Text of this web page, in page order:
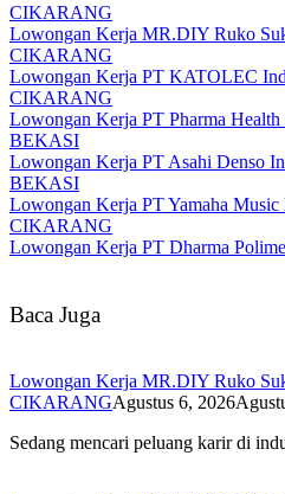
CIKARANG
Lowongan Kerja MR.DIY Ruko
CIKARANG
Lowongan Kerja PT KATOLEC
CIKARANG
Lowongan Kerja PT Pharma
BEKASI
Lowongan Kerja PT Asahi Denso
BEKASI
Lowongan Kerja PT Yamaha
CIKARANG
Lowongan Kerja PT Dharma
Baca Juga
Lowongan Kerja MR.DIY Ruko
CIKARANGAgustus 6, 2026
Sedang mencari peluang karir di